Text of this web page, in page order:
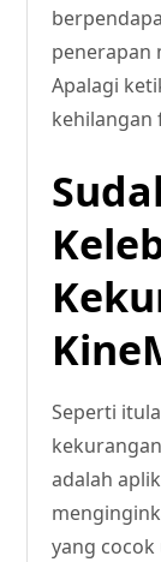
penerapan
Apalagi
Seperti
adalah
yang